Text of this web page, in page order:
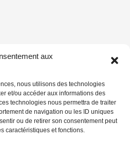
aux
nous utilisons des technologies
et/ou accéder aux informations des
technologies nous permettra de traiter
de navigation ou les ID uniques
ou de retirer son consentement peut
caractéristiques et fonctions.